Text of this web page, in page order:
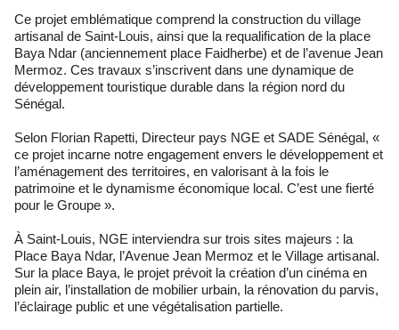
Ce projet emblématique comprend la construction du village
artisanal de Saint-Louis, ainsi que la requalification de la place
Baya Ndar (anciennement place Faidherbe) et de l’avenue Jean
Mermoz. Ces travaux s’inscrivent dans une dynamique de
développement touristique durable dans la région nord du
Sénégal.
Selon Florian Rapetti, Directeur pays NGE et SADE Sénégal, «
ce projet incarne notre engagement envers le développement et
l’aménagement des territoires, en valorisant à la fois le
patrimoine et le dynamisme économique local. C’est une fierté
pour le Groupe ».
À Saint-Louis, NGE interviendra sur trois sites majeurs : la
Place Baya Ndar, l’Avenue Jean Mermoz et le Village artisanal.
Sur la place Baya, le projet prévoit la création d’un cinéma en
plein air, l’installation de mobilier urbain, la rénovation du parvis,
l’éclairage public et une végétalisation partielle.